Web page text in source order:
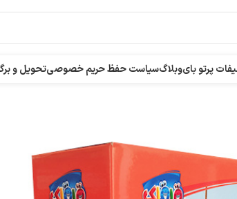
پرتو بایوبلاگسیاست حفظ حریم خصوصیتحویل و